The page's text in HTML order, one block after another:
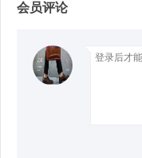
会员评论